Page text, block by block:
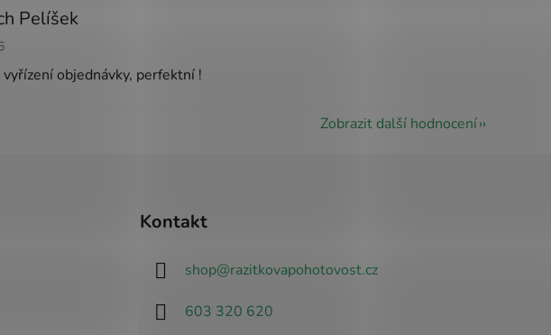
Pelíšek
obchodu je 5 z 5 hvězdiček.
vyřízení objednávky, perfektní !
Zobrazit další hodnocení
Kontakt
shop@razitkovapohotovost.cz
603 320 620